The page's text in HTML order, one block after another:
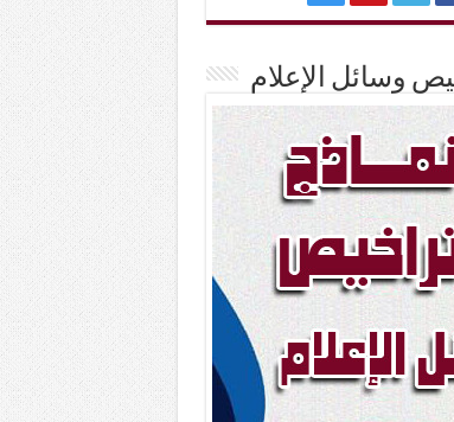
وسائل الإعلام